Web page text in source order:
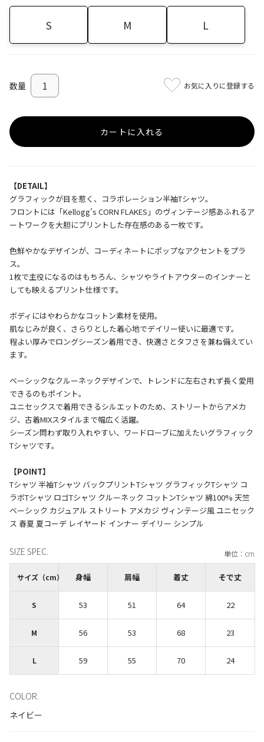
S M L
お気に入りに登録する
カートに入れる
【DETAIL】
グラフィックが目を惹く、コラボレーション半袖Tシャツ。
フロントには「Kellogg’s CORN FLAKES」のヴィンテージ感あふれるア
ートワークを大胆にプリントした存在感のある一枚です。
色鮮やかなデザインが、コーディネートにポップなアクセントをプラ
ス。
1枚で主役になるのはもちろん、シャツやライトアウターのインナーと
しても映えるプリント仕様です。
ボディにはやわらかなコットン素材を使用。
肌なじみが良く、さらりとした着心地でデイリー使いに最適です。
程よい厚みでロングシーズン着用でき、快適さとタフさを兼ね備えてい
ます。
ベーシックなクルーネックデザインで、トレンドに左右されず長く愛用
できるのもポイント。
ユニセックスで着用できるシルエットのため、ストリートからアメカ
ジ、古着MIXスタイルまで幅広く活躍。
シーズン問わず取り入れやすい、ワードローブに加えたいグラフィック
Tシャツです。
【POINT】
Tシャツ 半袖Tシャツ バックプリントTシャツ グラフィックTシャツ コ
ラボTシャツ ロゴTシャツ クルーネック コットンTシャツ 綿100% 天竺
ベーシック カジュアル ストリート アメカジ ヴィンテージ風 ユニセック
SIZE SPEC.
サイズ（cm） 身幅 肩幅 着丈 そで丈
S 53 51 64 22
M 56 53 68 23
L 59 55 70 24
COLOR.
ネイビー